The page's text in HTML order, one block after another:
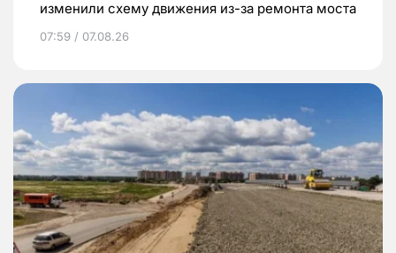
изменили схему движения из-за ремонта моста
07:59 / 07.08.26